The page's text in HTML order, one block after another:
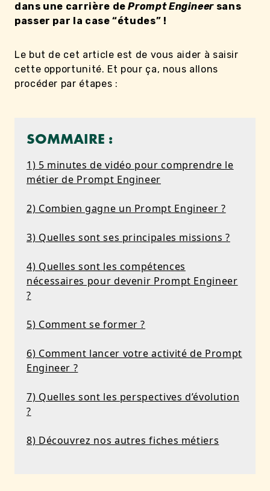
dans une carrière dePrompt Engineer sans
passer par la case “études” !
Le but de cet article est de vous aider à saisir
cette opportunité. Et pour ça, nous allons
procéder par étapes :
SOMMAIRE :
1) 5 minutes de vidéo pour comprendre le
métier de Prompt Engineer
2) Combien gagne un Prompt Engineer ?
3) Quelles sont ses principales missions ?
4) Quelles sont les compétences
nécessaires pour devenir Prompt Engineer
?
5) Comment se former ?
6) Comment lancer votre activité de Prompt
Engineer ?
7) Quelles sont les perspectives d’évolution
?
8) Découvrez nos autres fiches métiers